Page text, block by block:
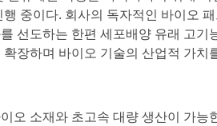
중이다. 회사의 독자적인 바이오
선도하는 한편 세포배양 유래 고
장하며 바이오 기술의 산업적 가치
오 소재와 초고속 대량 생산이 가